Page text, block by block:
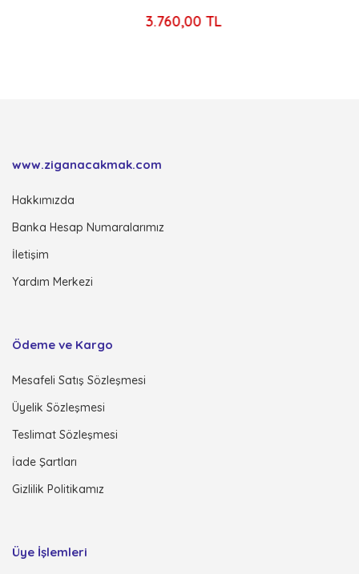
3.760,00 TL
www.ziganacakmak.com
Hakkımızda
Banka Hesap Numaralarımız
İletişim
Yardım Merkezi
Ödeme ve Kargo
Mesafeli Satış Sözleşmesi
Üyelik Sözleşmesi
Teslimat Sözleşmesi
İade Şartları
Gizlilik Politikamız
Üye İşlemleri